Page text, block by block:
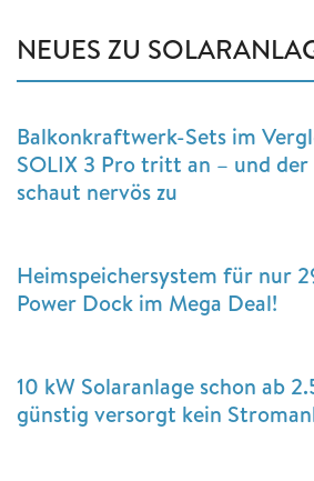
NEUES ZU
Balkonkraftwerk-Sets im
SOLIX 3 Pro tritt an – und
schaut nervös zu
Heimspeichersystem für nur
Power Dock im Mega Deal!
10 kW Solaranlage schon ab
günstig versorgt kein